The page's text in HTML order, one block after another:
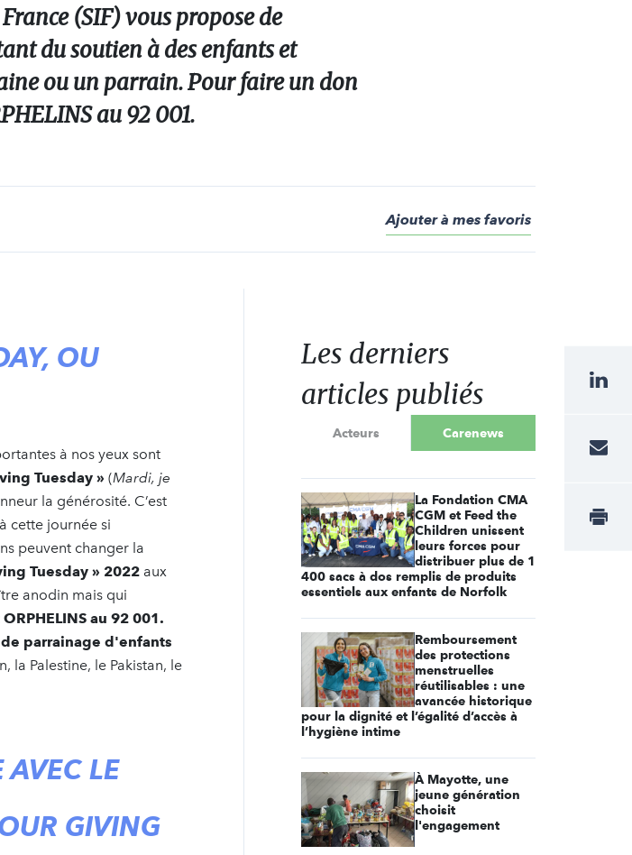
(SIF) vous propose de
du soutien à des enfants et
ou un parrain. Pour faire un don
au 92 001.
Ajouter à mes favoris
OU
à nos yeux sont
Tuesday » (Mardi, je
la générosité. C’est
cette journée si
peuvent changer la
Tuesday » 2022 aux
anodin mais qui
au 92 001.
parrainage d'enfants
la Palestine, le Pakistan, le
LE
GIVING
Les derniers
articles publiés
Acteurs Carenews
La Fondation CMA
CGM et Feed the
Children unissent
leurs forces pour
distribuer plus de 1
400 sacs à dos remplis de produits
essentiels aux enfants de Norfolk
Remboursement
des protections
menstruelles
réutilisables : une
avancée historique
pour la dignité et l’égalité d’accès à
l’hygiène intime
À Mayotte, une
jeune génération
choisit
l'engagement